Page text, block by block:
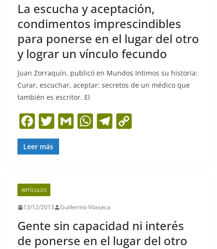
La escucha y aceptación,
condimentos imprescindibles
para ponerse en el lugar del otro
y lograr un vínculo fecundo
Juan Zorraquín, publicó en Mundos Intimos su historia:
Curar, escuchar, aceptar: secretos de un médico que
también es escritor. El
F
a
c
b
o
o
k
T
w
itt
G W
p
T
Leer más
ARTÍCULOS
13/12/2013 Guillermo Vilaseca
Gente sin capacidad ni interés
de ponerse en el lugar del otro